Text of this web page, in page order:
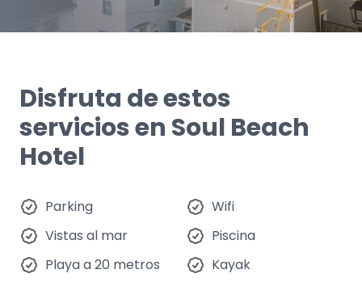
Disfruta de estos
servicios en Soul Beach
Hotel
Parking
Wifi
Vistas al mar
Piscina
Playa a 20 metros
Kayak